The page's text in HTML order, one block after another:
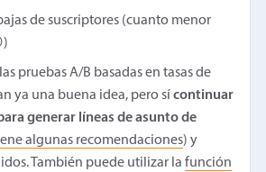
de suscriptores (cuanto menor
pruebas A/B basadas en tasas de
ya una buena idea, pero sícontinuar
generar líneas de asunto de
algunas recomendaciones) y
También puede utilizar lafunción